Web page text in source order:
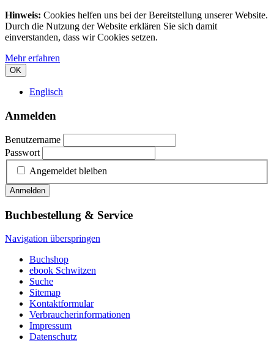
Hinweis: Cookies helfen uns bei der Bereitstellung unserer Website.
Durch die Nutzung der Website erklären Sie sich damit
einverstanden, dass wir Cookies setzen.
Mehr erfahren
OK
Englisch
Anmelden
Benutzername
Passwort
Angemeldet bleiben
Anmelden
Buchbestellung & Service
Navigation überspringen
Buchshop
ebook Schwitzen
Suche
Sitemap
Kontaktformular
Verbraucherinformationen
Impressum
Datenschutz